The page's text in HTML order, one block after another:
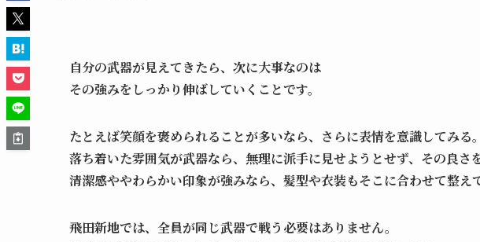
自分の武器が見えてきたら、次に大事なのは
その強みをしっかり伸ばしていくことです。
たとえば笑顔を褒められることが多いなら、さらに表情を意識してみる。
落ち着いた雰囲気が武器なら、無理に派手に見せようとせず、その良さを
清潔感ややわらかい印象が強みなら、髪型や衣装もそこに合わせて整え
飛田新地では、全員が同じ武器で戦う必要はありません。